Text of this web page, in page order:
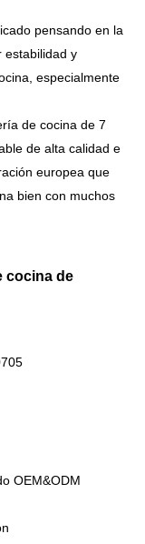
pensando en la
estabilidad y
especialmente
de cocina de 7
de alta calidad e
europea que
bien con muchos
cocina de
OEM&ODM